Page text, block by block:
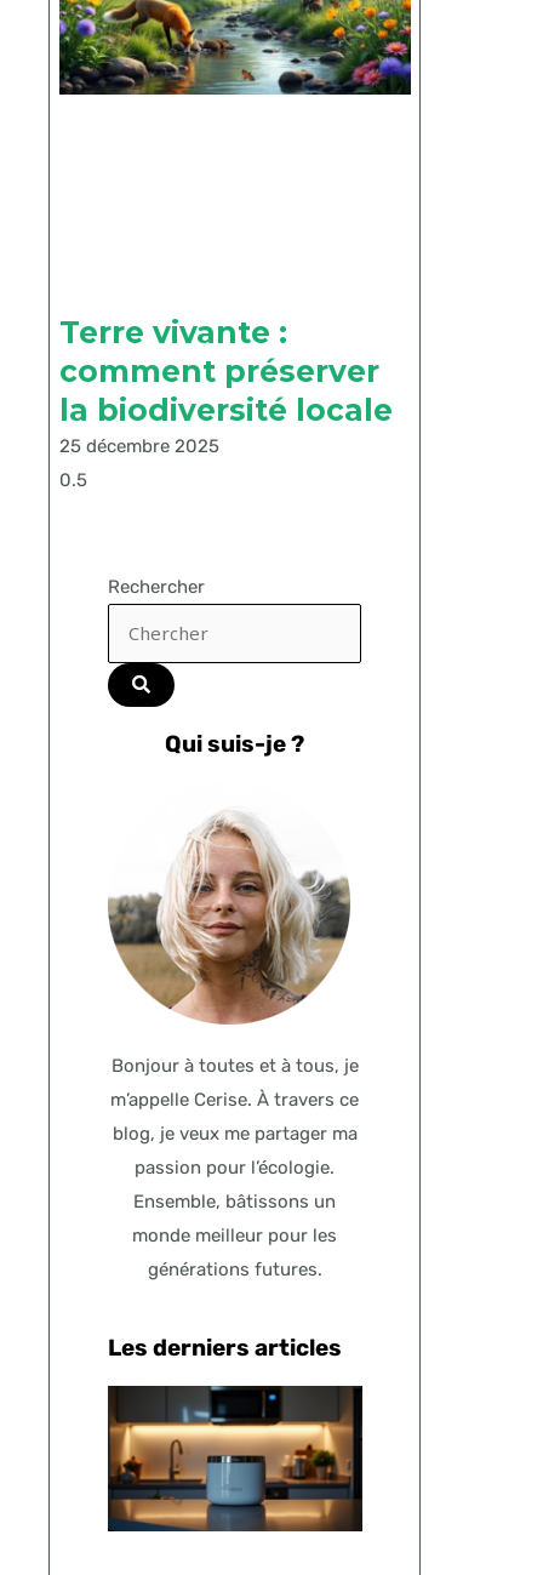
Terre vivante :
comment préserver
la biodiversité locale
25 décembre 2025
Rechercher
Qui suis-je ?
Bonjour à toutes et à tous, je
m’appelle Cerise. À travers ce
blog, je veux me partager ma
passion pour l’écologie.
Ensemble, bâtissons un
monde meilleur pour les
générations futures.
Les derniers articles